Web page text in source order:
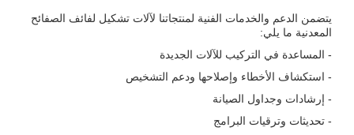
يتضمن الدعم والخدمات الفنية لمنتجاتنا لآلات تشكيل لفائف الصفائح
المعدنية ما يلي:
- المساعدة في التركيب للآلات الجديدة
- استكشاف الأخطاء وإصلاحها ودعم التشخيص
- إرشادات وجداول الصيانة
- تحديثات وترقيات البرامج